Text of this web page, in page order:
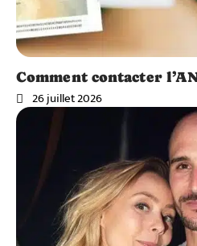
Comment contacter
26 juillet 2026